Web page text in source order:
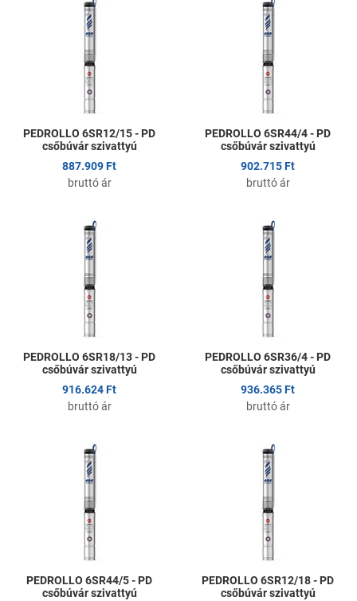
Kedvencekhez adom
PEDROLLO 6SR12/15 - PD
csőbúvár szivattyú
887.909 Ft
bruttó ár
PEDROLLO 6SR44/4 - PD
csőbúvár szivattyú
902.715 Ft
bruttó ár
Kedvencekhez adom
PEDROLLO 6SR18/13 - PD
csőbúvár szivattyú
916.624 Ft
bruttó ár
PEDROLLO 6SR36/4 - PD
csőbúvár szivattyú
936.365 Ft
bruttó ár
Kedvencekhez adom
PEDROLLO 6SR44/5 - PD
csőbúvár szivattyú
PEDROLLO 6SR12/18 - PD
csőbúvár szivattyú